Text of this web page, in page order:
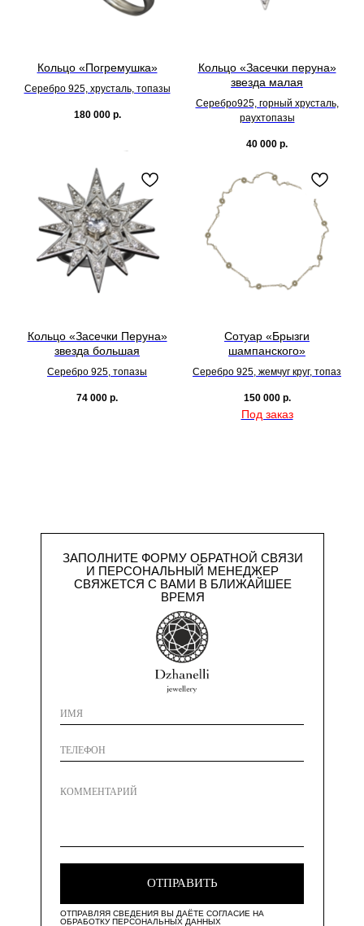
Кольцо «Погремушка»
Серебро 925, хрусталь, топазы
180 000 р.
Кольцо «Засечки перуна»
звезда малая
Серебро925, горный хрусталь,
раухтопазы
40 000 р.
Кольцо «Засечки Перуна»
звезда большая
Серебро 925, топазы
74 000 р.
Сотуар «Брызги
шампанского»
Серебро 925, жемчуг круг, топаз
150 000 р.
ОТПРАВИТЬ
ЗАПОЛНИТЕ ФОРМУ ОБРАТНОЙ СВЯЗИ
И ПЕРСОНАЛЬНЫЙ МЕНЕДЖЕР
СВЯЖЕТСЯ С ВАМИ В БЛИЖАЙШЕЕ
ВРЕМЯ
ОТПРАВЛЯЯ СВЕДЕНИЯ ВЫ ДАЁТЕ СОГЛАСИЕ НА
ОБРАБОТКУ ПЕРСОНАЛЬНЫХ ДАННЫХ